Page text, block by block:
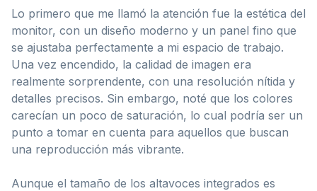
Lo primero que me llamó la atención fue la estética del
monitor, con un diseño moderno y un panel fino que
se ajustaba perfectamente a mi espacio de trabajo.
Una vez encendido, la calidad de imagen era
realmente sorprendente, con una resolución nítida y
detalles precisos. Sin embargo, noté que los colores
carecían un poco de saturación, lo cual podría ser un
punto a tomar en cuenta para aquellos que buscan
una reproducción más vibrante.
Aunque el tamaño de los altavoces integrados es